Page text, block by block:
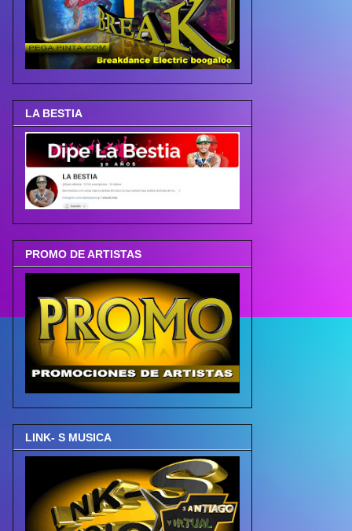
LA BESTIA
PROMO DE ARTISTAS
LINK- S MUSICA